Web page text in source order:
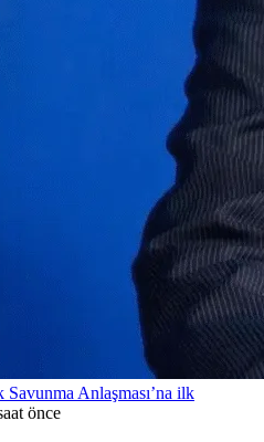
Anlaşması’na ilk
önce